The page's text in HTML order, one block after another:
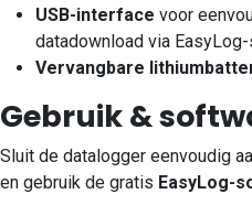
USB-interface voor
datadownload via
Vervangbare
Gebruik &
Sluit de datalogger eenvoudig
en gebruik de gratis EasyLog-